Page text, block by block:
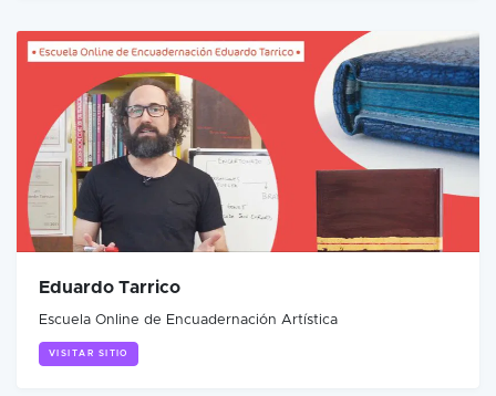
Eduardo Tarrico
Escuela Online de Encuadernación Artística
VISITAR SITIO